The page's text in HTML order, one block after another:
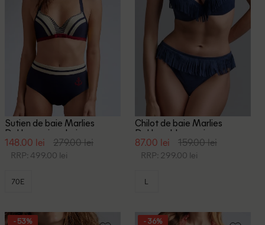
Sutien de baie Marlies
Dekkers, mix culori
148.00 lei 279.00 lei
RRP: 499.00 lei
70E
Chilot de baie Marlies
Dekkers, bleumarin
87.00 lei 159.00 lei
RRP: 299.00 lei
L
- 53% - 36%